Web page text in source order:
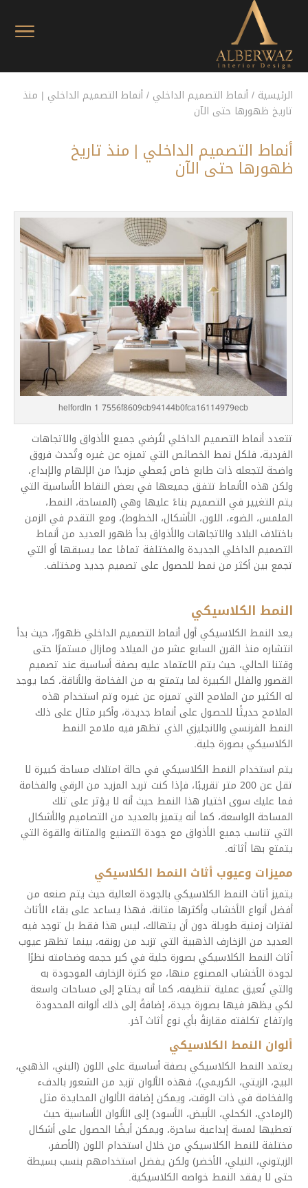
الرئيسية /أنماط التصميم الداخلي /أنماط التصميم الداخلي | منذ
تاريخ ظهورها حتى الآن
أنماط التصميم الداخلي | منذ تاريخ
ظهورها حتى الآن
helfordln 1 7556f8609cb94144b0fca16114979ecb
تتعدد أنماط التصميم الداخلي لتُرضي جميع الأذواق والاتجاهات
الفردية، فلكل نمط الخصائص التي تميزه عن غيره وتُحدث فروق
واضحة لتجعله ذات طابع خاص يُعطي مزيدًا من الإلهام والإبداع،
ولكن هذه الأنماط تتفق جميعها في بعض النقاط الأساسية التي
يتم التغيير في التصميم بناءً عليها وهي (المساحة، النمط،
الملمس، الضوء، اللون، الأشكال، الخطوط)، ومع التقدم في الزمن
باختلاف البلاد والاتجاهات والأذواق بدأ ظهور العديد من أنماط
التصميم الداخلي الجديدة والمختلفة تمامًا عما يسبقها أو التي
تجمع بين أكثر من نمط للحصول على تصميم جديد ومختلف.
النمط الكلاسيكي
يعد النمط الكلاسيكي أول أنماط التصميم الداخلي ظهورًا، حيث بدأ
انتشاره منذ القرن السابع عشر من الميلاد ومازال مستمرًا حتى
وقتنا الحالي، حيث يتم الاعتماد عليه بصفة أساسية عند تصميم
القصور والفلل الكبيرة لما يتمتع به من الفخامة والأناقة، كما يوجد
له الكثير من الملامح التي تميزه عن غيره وتم استخدام هذه
الملامح حديثًا للحصول على أنماط جديدة، وأكبر مثال على ذلك
النمط الفرنسي والانجليزي الذي تظهر فيه ملامح النمط
الكلاسيكي بصورة جلية.
يتم استخدام النمط الكلاسيكي في حالة امتلاك مساحة كبيرة لا
تقل عن 200 متر تقريبًا، فإذا كنت تريد المزيد من الرقي والفخامة
فما عليك سوى اختيار هذا النمط حيث أنه لا يؤثر على تلك
المساحة الواسعة، كما أنه يتميز بالعديد من التصاميم والأشكال
التي تناسب جميع الأذواق مع جودة التصنيع والمتانة والقوة التي
يتمتع بها أثاثه.
مميزات وعيوب أثاث النمط الكلاسيكي
يتميز أثاث النمط الكلاسيكي بالجودة العالية حيث يتم صنعه من
أفضل أنواع الأخشاب وأكثرها متانة، فهذا يساعد على بقاء الأثاث
لفترات زمنية طويلة دون أن يتهالك، ليس هذا فقط بل توجد فيه
العديد من الزخارف الذهبية التي تزيد من رونقه، بينما تظهر عيوب
أثاث النمط الكلاسيكي بصورة جلية في كبر حجمه وضخامته نظرًا
لجودة الأخشاب المصنوع منها، مع كثرة الزخارف الموجودة به
والتي تُعيق عملية تنظيفه، كما أنه يحتاج إلى مساحات واسعة
لكي يظهر فيها بصورة جيدة، إضافةً إلى ذلك ألوانه المحدودة
وارتفاع تكلفته مقارنةً بأي نوع أثاث آخر.
ألوان النمط الكلاسيكي
يعتمد النمط الكلاسيكي بصفة أساسية على اللون (البني، الذهبي،
البيج، الزيتي، الكريمي)، فهذه الألوان تزيد من الشعور بالدفء
والفخامة في ذات الوقت، ويمكن إضافة الألوان المحايدة مثل
(الرمادي، الكحلي، الأبيض، الأسود) إلى الألوان الأساسية حيث
تعطيها لمسة إبداعية ساحرة، ويمكن أيضًا الحصول على أشكال
مختلفة للنمط الكلاسيكي من خلال استخدام اللون (الأصفر،
الزيتوني، النيلي، الأخضر) ولكن يفضل استخدامهم بنسب بسيطة
حتى لا يفقد النمط خواصه الكلاسيكية.